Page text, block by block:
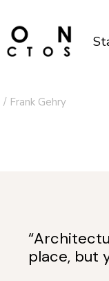
Frank Gehry
place, but